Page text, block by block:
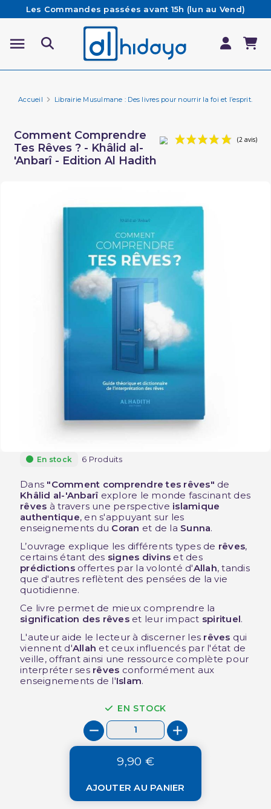
Les Commandes passées avant 15h (lun au Vend)
sont préparées et expédiées le jour même
Besoin d'aide ? Retrouvez notre FAQ
Livraison offerte à partir de 65€ d'achat*
Accueil Librairie Musulmane : Des livres pour nourrir la foi et l’esprit.
Comment Comprendre
Tes Rêves ? - Khâlid al-
'Anbarî - Edition Al Hadith
En stock 6 Produits
Dans "Comment comprendre tes rêves" de
Khâlid al-'Anbarîexplore le monde fascinant des
rêves à travers une perspective islamique
authentique, en s'appuyant sur les
enseignements du Coran et de la Sunna.
L’ouvrage explique les différents types de rêves,
certains étant des signes divins et des
prédictionsoffertes par la volonté d'Allah, tandis
que d'autres reflètent des pensées de la vie
quotidienne.
Ce livre permet de mieux comprendre la
signification des rêveset leur impact spirituel.
L'auteur aide le lecteur à discerner les rêves qui
viennent d'Allah et ceux influencés par l'état de
veille, offrant ainsi une ressource complète pour
interpréter ses rêves conformément aux
enseignements de l'Islam.
EN STOCK
9,90 €
AJOUTER AU PANIER